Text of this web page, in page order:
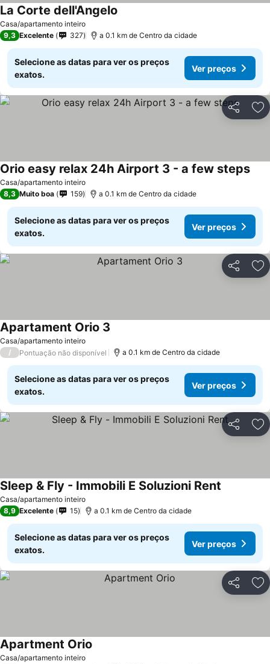
Casa/apartamento inteiro
La Corte dell'Angelo
9,3 Excelente 327 a 0.1 km de Centro da cidade
Selecione as datas para ver os preços
exatos.
Ver preços
Partilhar
Casa/apartamento inteiro
Orio easy relax 24h Airport 3 - a few steps
8,3 Muito boa 159 a 0.1 km de Centro da cidade
Selecione as datas para ver os preços
exatos.
Ver preços
Partilhar
Casa/apartamento inteiro
Apartament Orio 3
/ Pontuação não disponível a 0.1 km de Centro da cidade
Selecione as datas para ver os preços
exatos.
Ver preços
Partilhar
Casa/apartamento inteiro
Sleep & Fly - Immobili E Soluzioni Rent
8,9 Excelente 15 a 0.1 km de Centro da cidade
Selecione as datas para ver os preços
exatos.
Ver preços
Partilhar
Casa/apartamento inteiro
Apartment Orio